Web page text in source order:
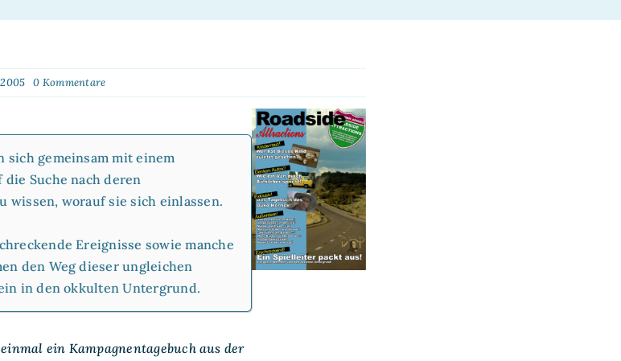
0 Kommentareon
Unknown
Roadside
Attractions
sich gemeinsam mit einem
die Suche nach deren
wissen, worauf sie sich einlassen.
Ereignisse sowie manche
den Weg dieser ungleichen
in den okkulten Untergrund.
ein Kampagnentagebuch aus der